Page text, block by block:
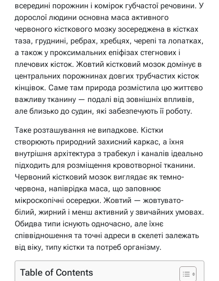
всередині порожнин і комірок губчастої речовини. У
дорослої людини основна маса активного
червоного кісткового мозку зосереджена в кістках
таза, груднині, ребрах, хребцях, черепі та лопатках,
а також у проксимальних епіфізах стегнових і
плечових кісток. Жовтий кістковий мозок домінує в
центральних порожнинах довгих трубчастих кісток
кінцівок. Саме там природа розмістила цю життєво
важливу тканину — подалі від зовнішніх впливів,
але близько до судин, які забезпечують її роботу.
Таке розташування не випадкове. Кістки
створюють природний захисний каркас, а їхня
внутрішня архітектура з трабекул і каналів ідеально
підходить для розміщення кровотворної тканини.
Червоний кістковий мозок виглядає як темно-
червона, напіврідка маса, що заповнює
мікроскопічні осередки. Жовтий — жовтувато-
білий, жирний і менш активний у звичайних умовах.
Обидва типи існують одночасно, але їхнє
співвідношення та точні адреси в скелеті залежать
від віку, типу кістки та потреб організму.
Table of Contents